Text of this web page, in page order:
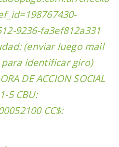
9236-fa3ef812a331
(enviar luego mail
identificar giro)
DE ACCION SOCIAL
5 CBU:
CC$: